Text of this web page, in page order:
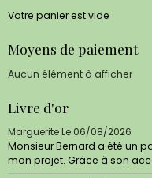
Votre panier est vide
Moyens de paiement
Aucun élément à afficher
Livre d'or
MargueriteLe 06/08/2026
Monsieur Bernard a été un
mon projet. Grâce à son